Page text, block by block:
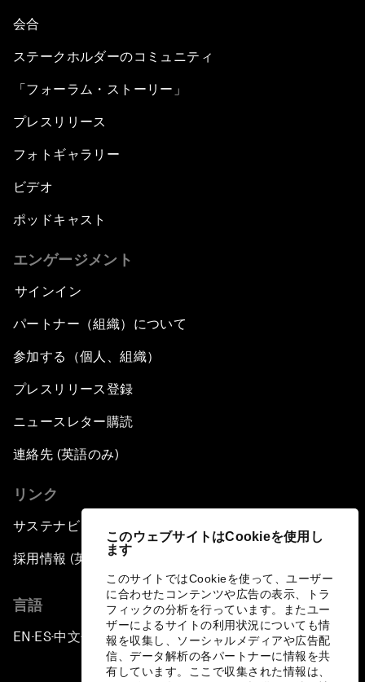
このウェブサイトはCookieを使用し
ます
このサイトではCookieを使って、ユーザー
に合わせたコンテンツや広告の表示、トラ
フィックの分析を行っています。またユー
ザーによるサイトの利用状況についても情
報を収集し、ソーシャルメディアや広告配
信、データ解析の各パートナーに情報を共
有しています。ここで収集された情報は、
会合
ステークホルダーのコミュニティ
「フォーラム・ストーリー」
プレスリリース
フォトギャラリー
ビデオ
ポッドキャスト
エンゲージメント
サインイン
パートナー（組織）について
参加する（個人、組織）
プレスリリース登録
ニュースレター購読
連絡先 (英語のみ)
リンク
サステナビリティへの取り組み
採用情報 (英語のみ)
言語
EN ▪ES▪中文▪ 日本語